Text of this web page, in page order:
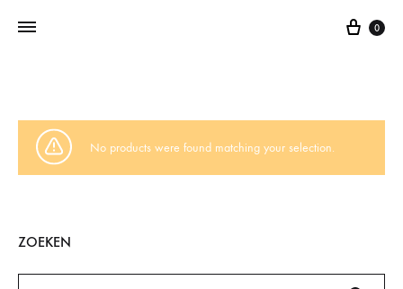
Online
Vintage
Webshop
0
No products were found matching your selection.
ZOEKEN